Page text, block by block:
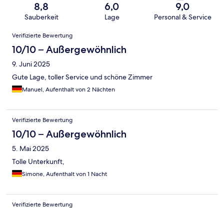
8,8
Sauberkeit
6,0
Lage
9,0
Personal & Service
Bewertungen
Verifizierte Bewertung
10/10 – Außergewöhnlich
9. Juni 2025
Gute Lage, toller Service und schöne Zimmer
Manuel, Aufenthalt von 2 Nächten
Verifizierte Bewertung
10/10 – Außergewöhnlich
5. Mai 2025
Tolle Unterkunft,
Simone, Aufenthalt von 1 Nacht
Verifizierte Bewertung